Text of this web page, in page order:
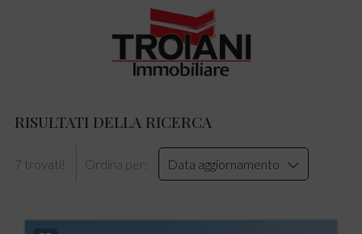
RISULTATI DELLA RICERCA
7 trovati! Ordina per: Data aggiornamento